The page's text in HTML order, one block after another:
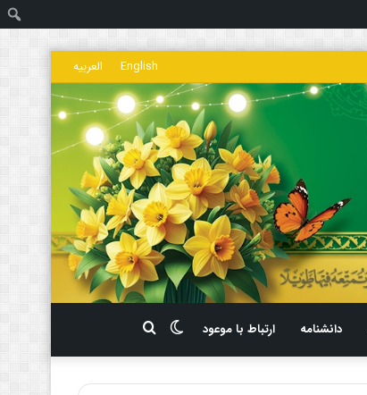
English العربیه
دانشنامه ارتباط با موعود
برای
تغییر
پوسته